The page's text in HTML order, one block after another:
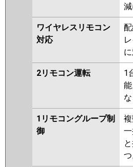
減
ワイヤレスリモコン
対応
2リモコン運転
1
1リモコングループ制
御
つ